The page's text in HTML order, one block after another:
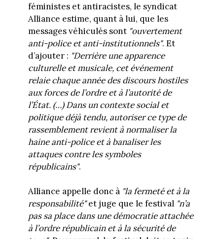
féministes et antiracistes, le syndicat
Alliance estime, quant à lui, que les
messages véhiculés sont "ouvertement
anti-police et anti-institutionnels". Et
d’ajouter : "Derrière une apparence
culturelle et musicale, cet événement
relaie chaque année des discours hostiles
aux forces de l’ordre et à l’autorité de
l’État. (…) Dans un contexte social et
politique déjà tendu, autoriser ce type de
rassemblement revient à normaliser la
haine anti-police et à banaliser les
attaques contre les symboles
républicains".
Alliance appelle donc à "la fermeté et à la
responsabilité"et juge que le festival "n’a
pas sa place dans une démocratie attachée
à l’ordre républicain et à la sécurité de